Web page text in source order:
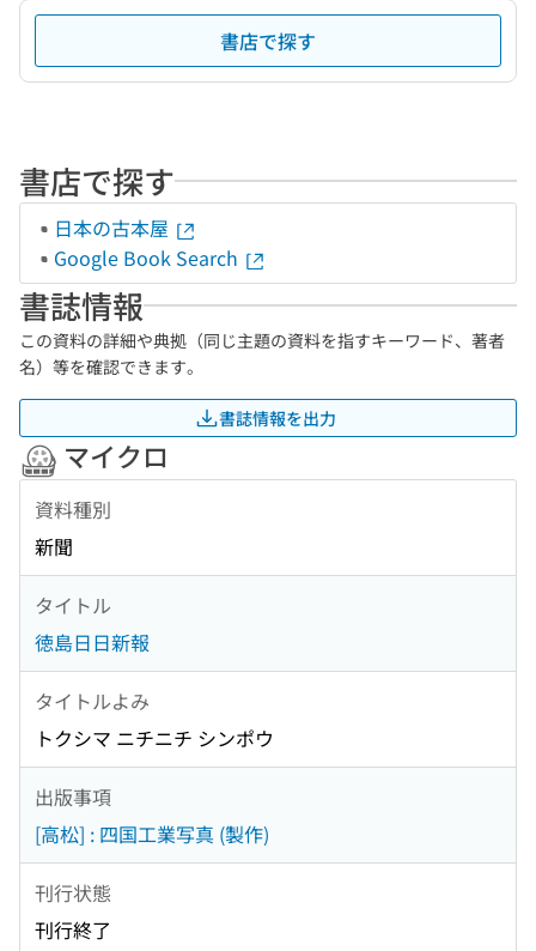
書店で探す
書店で探す
日本の古本屋
Google Book Search
書誌情報
この資料の詳細や典拠（同じ主題の資料を指すキーワード、著者
名）等を確認できます。
書誌情報を出力
マイクロ
資料種別
新聞
タイトル
徳島日日新報
タイトルよみ
トクシマ ニチニチ シンポウ
出版事項
[高松] : 四国工業写真 (製作)
刊行状態
刊行終了